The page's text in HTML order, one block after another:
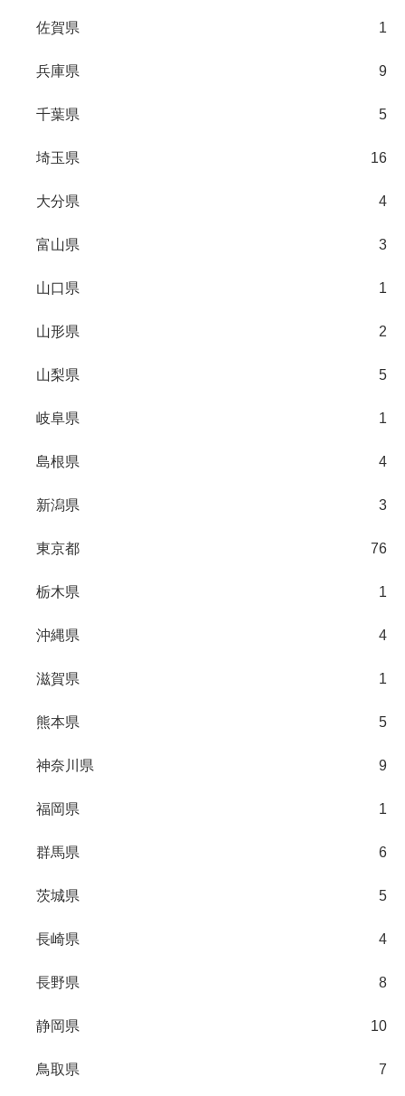
佐賀県 1
兵庫県 9
千葉県 5
埼玉県 16
大分県 4
富山県 3
山口県 1
山形県 2
山梨県 5
岐阜県 1
島根県 4
新潟県 3
東京都 76
栃木県 1
沖縄県 4
滋賀県 1
熊本県 5
神奈川県 9
福岡県 1
群馬県 6
茨城県 5
長崎県 4
長野県 8
静岡県 10
鳥取県 7